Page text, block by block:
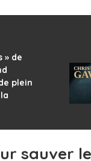
» de
plein
sauver